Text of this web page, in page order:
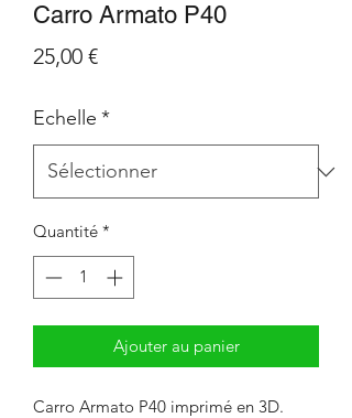
Carro Armato P40
25,00 €Prix
Echelle *
Quantité *
Ajouter au panier
Carro Armato P40 imprimé en 3D.